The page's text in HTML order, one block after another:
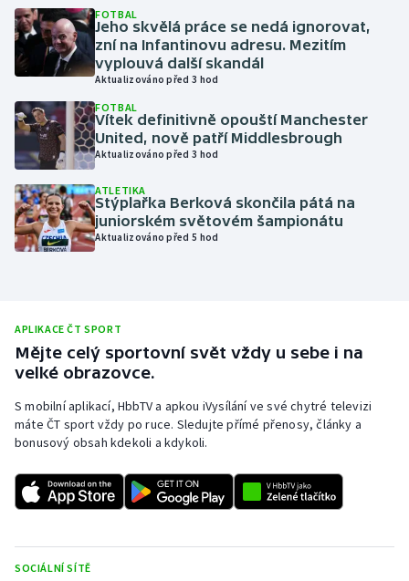
Lyže a snowboard
Motorsport
Parasport
Ragby
Rychlobruslení
Rychlostní kanoistika
Short track
Stolní tenis
FOTBAL
Jeho skvělá práce se nedá ignorovat,
zní na Infantinovu adresu. Mezitím
vyplouvá další skandál
Aktualizováno před 3 hod
FOTBAL
Vítek definitivně opouští Manchester
United, nově patří Middlesbrough
Aktualizováno před 3 hod
ATLETIKA
Stýplařka Berková skončila pátá na
juniorském světovém šampionátu
Aktualizováno před 5 hod
APLIKACE ČT SPORT
Mějte celý sportovní svět vždy u sebe i na
velké obrazovce.
S mobilní aplikací, HbbTV a apkou iVysílání ve své chytré televizi
máte ČT sport vždy po ruce. Sledujte přímé přenosy, články a
bonusový obsah kdekoli a kdykoli.
SOCIÁLNÍ SÍTĚ